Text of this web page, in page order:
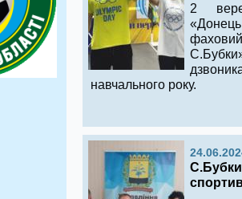
2
навчального року.